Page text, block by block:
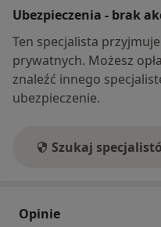
Ubezpieczenia - brak
Ten specjalista
prywatnych. Możesz
znaleźć innego
ubezpieczenie.
Szukaj
Opinie